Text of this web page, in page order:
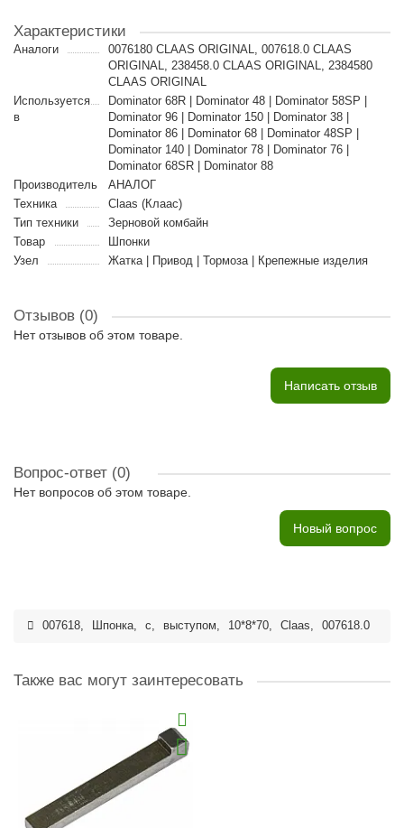
Характеристики
Аналоги
0076180 CLAAS ORIGINAL, 007618.0 CLAAS
ORIGINAL, 238458.0 CLAAS ORIGINAL, 2384580
CLAAS ORIGINAL
Используется
в
Dominator 68R | Dominator 48 | Dominator 58SP |
Dominator 96 | Dominator 150 | Dominator 38 |
Dominator 86 | Dominator 68 | Dominator 48SP |
Dominator 140 | Dominator 78 | Dominator 76 |
Dominator 68SR | Dominator 88
Производитель
АНАЛОГ
Техника
Claas (Клаас)
Тип техники
Зерновой комбайн
Товар
Шпонки
Узел
Жатка | Привод | Тормоза | Крепежные изделия
Отзывов (0)
Нет отзывов об этом товаре.
Написать отзыв
Вопрос-ответ (0)
Нет вопросов об этом товаре.
Новый вопрос
007618, Шпонка, с, выступом, 10*8*70, Claas, 007618.0
Также вас могут заинтересовать